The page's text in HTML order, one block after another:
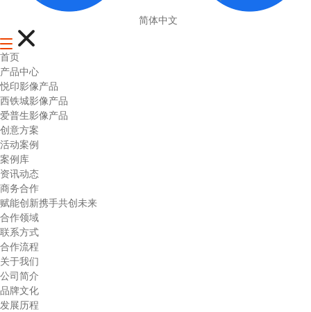
简体中文
首页
产品中心
悦印影像产品
西铁城影像产品
爱普生影像产品
创意方案
活动案例
案例库
资讯动态
商务合作
赋能创新携手共创未来
合作领域
联系方式
合作流程
关于我们
公司简介
品牌文化
发展历程